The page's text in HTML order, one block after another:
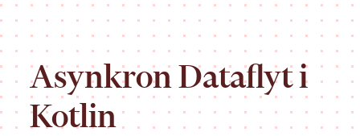
Asynkron Dataflyt i
Kotlin